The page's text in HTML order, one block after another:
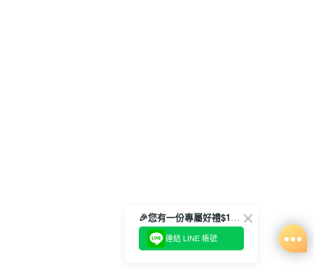
🎉您有一份專屬好禮$100正等著您🎁
連結 LINE 帳號